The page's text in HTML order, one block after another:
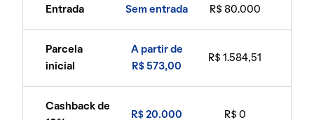
Entrada Sem entrada R$ 80.000
Parcela
inicial
A partir de
R$ 573,00
R$ 1.584,51
Cashback de
R$ 20.000 R$ 0